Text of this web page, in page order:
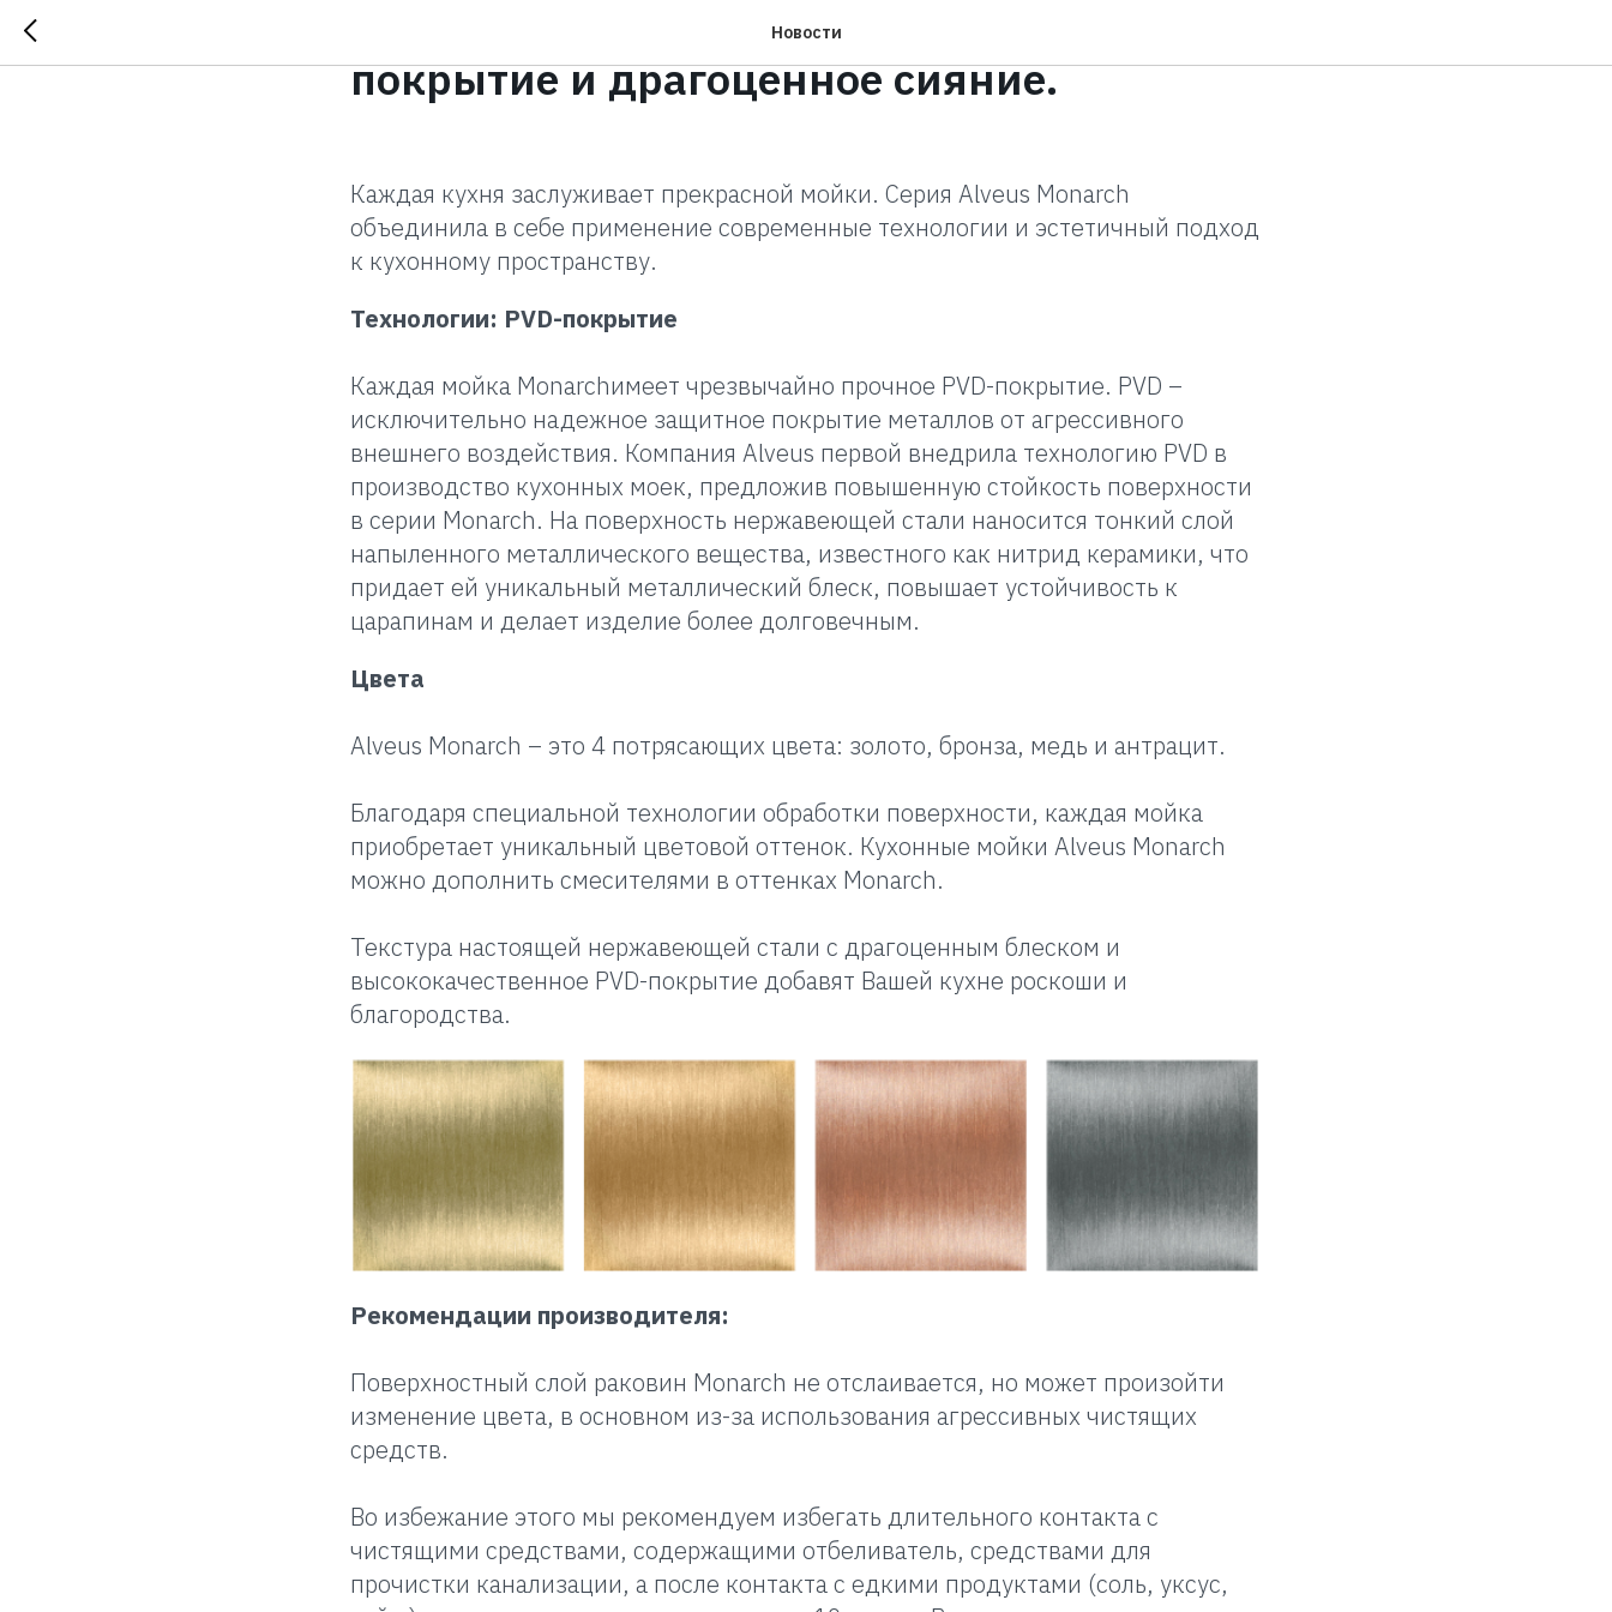
Новости
Серия моек Alveus Monarch: прочное PVD-
покрытие и драгоценное сияние.
Каждая кухня заслуживает прекрасной мойки. Серия Alveus Monarch
объединила в себе применение современные технологии и эстетичный подход
к кухонному пространству.
Технологии: PVD-покрытие
Каждая мойка Monarchимеет чрезвычайно прочное PVD-покрытие. PVD –
исключительно надежное защитное покрытие металлов от агрессивного
внешнего воздействия. Компания Alveus первой внедрила технологию PVD в
производство кухонных моек, предложив повышенную стойкость поверхности
в серии Monarch. На поверхность нержавеющей стали наносится тонкий слой
напыленного металлического вещества, известного как нитрид керамики, что
придает ей уникальный металлический блеск, повышает устойчивость к
царапинам и делает изделие более долговечным.
Цвета
Alveus Monarch – это 4 потрясающих цвета: золото, бронза, медь и антрацит.
Благодаря специальной технологии обработки поверхности, каждая мойка
приобретает уникальный цветовой оттенок. Кухонные мойки Alveus Monarch
можно дополнить смесителями в оттенках Monarch.
Текстура настоящей нержавеющей стали с драгоценным блеском и
высококачественное PVD-покрытие добавят Вашей кухне роскоши и
благородства.
Рекомендации производителя:
Поверхностный слой раковин Monarch не отслаивается, но может произойти
изменение цвета, в основном из-за использования агрессивных чистящих
средств.
Во избежание этого мы рекомендуем избегать длительного контакта с
чистящими средствами, содержащими отбеливатель, средствами для
прочистки канализации, а после контакта с едкими продуктами (соль, уксус,